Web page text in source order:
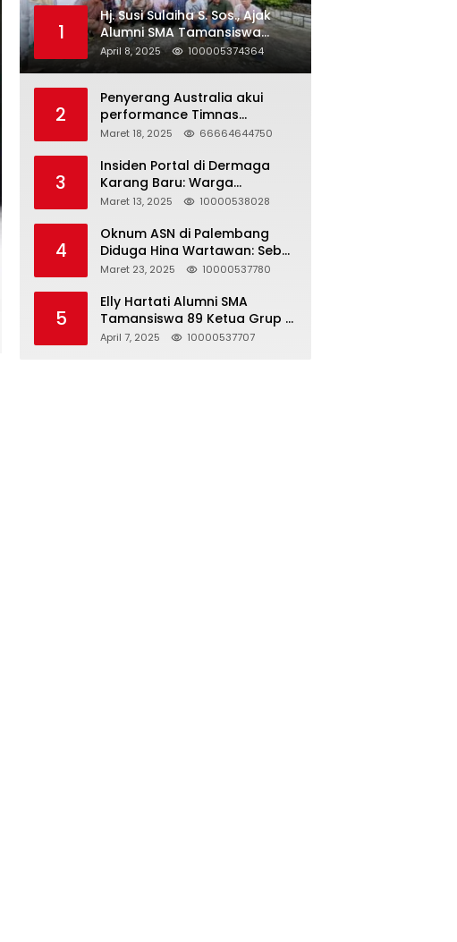
1
Hj. Susi Sulaiha S. Sos., Ajak
Alumni SMA Tamansiswa
Palembang Angkatan 91 Halal
Bihalal
April 8, 2025 100005374364
2
Penyerang Australia akui
performance Timnas
Indonesia
Maret 18, 2025 66664644750
3
Insiden Portal di Dermaga
Karang Baru: Warga
Klarifikasi dan Kritik
Akurat
Maret 13, 2025 10000538028
4
Oknum ASN di Palembang
Diduga Hina Wartawan: Sebut
Profesi Jurnalis Hanya
Berujung Dugaan
Pelanggaran UU ITE!
Maret 23, 2025 10000537780
5
Elly Hartati Alumni SMA
Tamansiswa 89 Ketua Grup S
4 Laksanakan Giat
April 7, 2025 10000537707